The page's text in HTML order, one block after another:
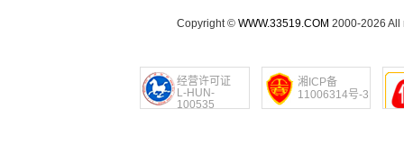
Copyright © WWW.33519.COM 2000-2026 All
经营许可证
L-HUN-
100535
湘ICP备
11006314号-3